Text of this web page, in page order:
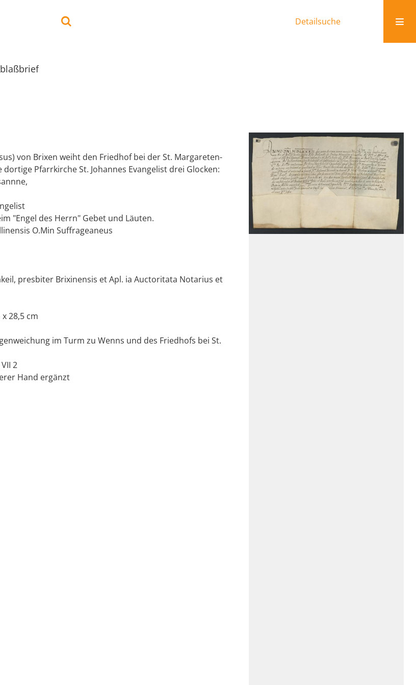
Detailsuche
von Brixen weiht den Friedhof bei der St. Margareten-
Pfarrkirche St. Johannes Evangelist drei Glocken:
"Engel des Herrn" Gebet und Läuten.
O.Min Suffrageaneus
presbiter Brixinensis et Apl. ia Auctoritata Notarius et
28,5 cm
im Turm zu Wenns und des Friedhofs bei St.
2
Hand ergänzt